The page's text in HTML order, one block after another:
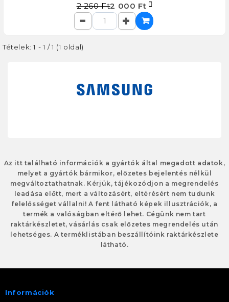
2 260 Ft2 000 Ft
Tételek: 1 - 1 / 1 (1 oldal)
Az itt található információk a gyártók által megadott adatok,
melyet a gyártók bármikor, előzetes bejelentés nélkül
megváltoztathatnak. Kérjük, tájékozódjon a megrendelés
leadása előtt, mert a változásért, eltérésért nem tudunk
felelősséget vállalni! A fent látható képek illusztrációk, a
termék a valóságban eltérő lehet. Cégünk nem tart
raktárkészletet, vásárlás csak előzetes megrendelés után
lehetséges. A terméklistában beszállítóink raktárkészlete
látható.
Információk